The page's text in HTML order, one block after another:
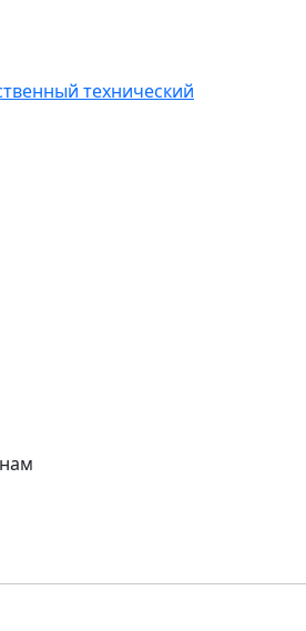
технический